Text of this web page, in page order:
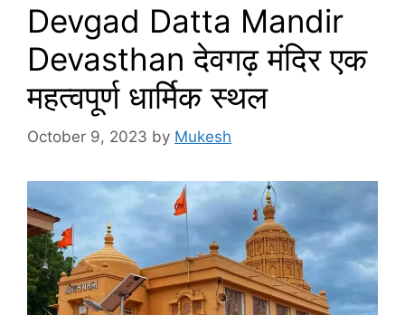
Devgad Datta Mandir
Devasthan देवगढ़ मंदिर एक
महत्वपूर्ण धार्मिक स्थल
October 9, 2023 by Mukesh